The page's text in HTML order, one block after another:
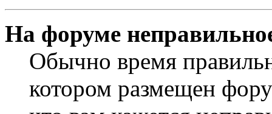
На форуме
Обычно время
котором размещен